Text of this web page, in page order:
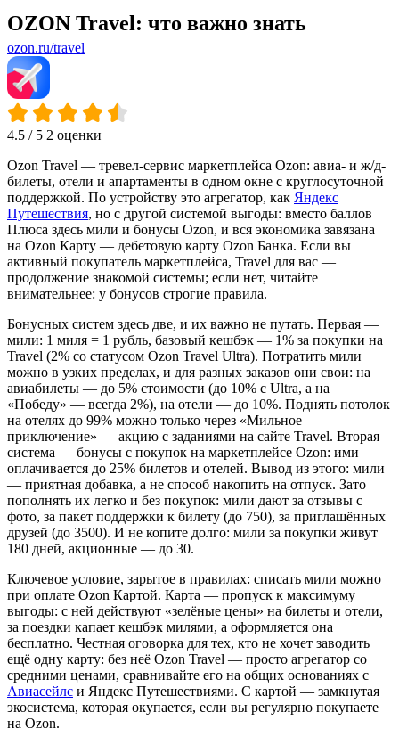
OZON Travel: что важно знать
ozon.ru/travel
4.5 / 5 2 оценки
Ozon Travel — тревел-сервис маркетплейса Ozon: авиа- и ж/д-
билеты, отели и апартаменты в одном окне с круглосуточной
поддержкой. По устройству это агрегатор, как Яндекс
Путешествия, но с другой системой выгоды: вместо баллов
Плюса здесь мили и бонусы Ozon, и вся экономика завязана
на Ozon Карту — дебетовую карту Ozon Банка. Если вы
активный покупатель маркетплейса, Travel для вас —
продолжение знакомой системы; если нет, читайте
внимательнее: у бонусов строгие правила.
Бонусных систем здесь две, и их важно не путать. Первая —
мили: 1 миля = 1 рубль, базовый кешбэк — 1% за покупки на
Travel (2% со статусом Ozon Travel Ultra). Потратить мили
можно в узких пределах, и для разных заказов они свои: на
авиабилеты — до 5% стоимости (до 10% с Ultra, а на
«Победу» — всегда 2%), на отели — до 10%. Поднять потолок
на отелях до 99% можно только через «Мильное
приключение» — акцию с заданиями на сайте Travel. Вторая
система — бонусы с покупок на маркетплейсе Ozon: ими
оплачивается до 25% билетов и отелей. Вывод из этого: мили
— приятная добавка, а не способ накопить на отпуск. Зато
пополнять их легко и без покупок: мили дают за отзывы с
фото, за пакет поддержки к билету (до 750), за приглашённых
друзей (до 3500). И не копите долго: мили за покупки живут
180 дней, акционные — до 30.
Ключевое условие, зарытое в правилах: списать мили можно
при оплате Ozon Картой. Карта — пропуск к максимуму
выгоды: с ней действуют «зелёные цены» на билеты и отели,
за поездки капает кешбэк милями, а оформляется она
бесплатно. Честная оговорка для тех, кто не хочет заводить
ещё одну карту: без неё Ozon Travel — просто агрегатор со
средними ценами, сравнивайте его на общих основаниях с
Авиасейлс и Яндекс Путешествиями. С картой — замкнутая
экосистема, которая окупается, если вы регулярно покупаете
на Ozon.